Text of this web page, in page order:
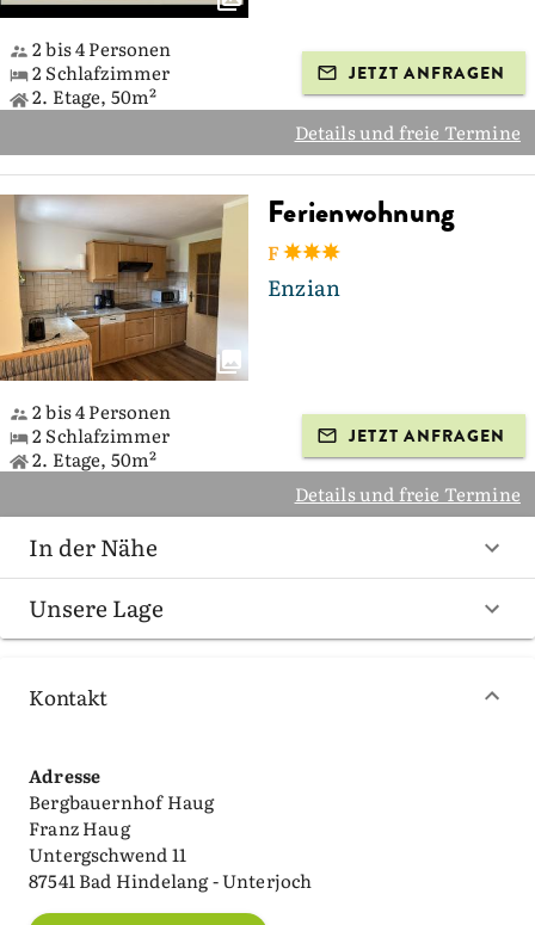
2 bis 4 Personen
2 Schlafzimmer
2. Etage, 50m²
JETZT ANFRAGEN
Details und freie Termine
Ferienwohnung
F
Enzian
2 bis 4 Personen
2 Schlafzimmer
2. Etage, 50m²
JETZT ANFRAGEN
Details und freie Termine
In der Nähe
Unsere Lage
Kontakt
Adresse
Bergbauernhof Haug
Franz Haug
Untergschwend 11
87541 Bad Hindelang - Unterjoch